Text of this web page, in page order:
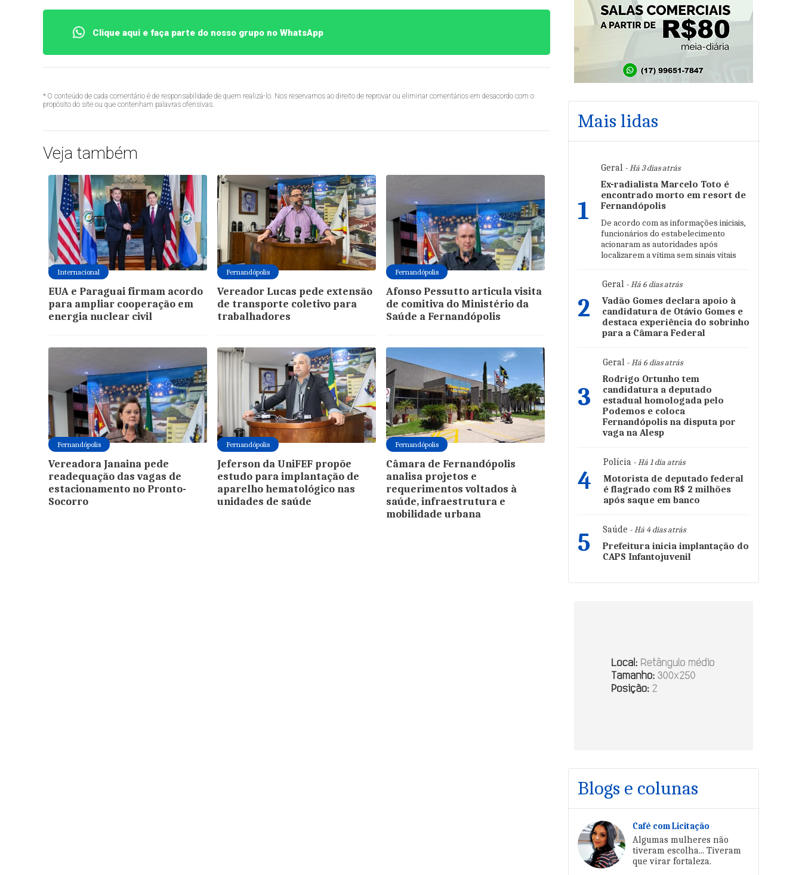
Clique aqui e faça parte do nosso grupo no WhatsApp
* O conteúdo de cada comentário é de responsabilidade de quem realizá-lo. Nos reservamos ao direito de reprovar ou eliminar comentários em desacordo com o
propósito do site ou que contenham palavras ofensivas.
Veja também
Internacional
EUA e Paraguai firmam acordo
para ampliar cooperação em
energia nuclear civil
Fernandópolis
Vereador Lucas pede extensão
de transporte coletivo para
trabalhadores
Fernandópolis
Afonso Pessutto articula visita
de comitiva do Ministério da
Saúde a Fernandópolis
Fernandópolis
Vereadora Janaina pede
readequação das vagas de
estacionamento no Pronto-
Socorro
Fernandópolis
Jeferson da UniFEF propõe
estudo para implantação de
aparelho hematológico nas
unidades de saúde
Fernandópolis
Câmara de Fernandópolis
analisa projetos e
requerimentos voltados à
saúde, infraestrutura e
mobilidade urbana
Mais lidas
1
Geral - Há 3 dias atrás
Ex-radialista Marcelo Toto é
encontrado morto em resort de
Fernandópolis
De acordo com as informações iniciais,
funcionários do estabelecimento
acionaram as autoridades após
localizarem a vítima sem sinais vitais
2
Geral - Há 6 dias atrás
Vadão Gomes declara apoio à
candidatura de Otávio Gomes e
destaca experiência do sobrinho
para a Câmara Federal
3
Geral - Há 6 dias atrás
Rodrigo Ortunho tem
candidatura a deputado
estadual homologada pelo
Podemos e coloca
Fernandópolis na disputa por
vaga na Alesp
4
Polícia - Há 1 dia atrás
Motorista de deputado federal
é flagrado com R$ 2 milhões
após saque em banco
5 Saúde - Há 4 dias atrás
Prefeitura inicia implantação do
CAPS Infantojuvenil
Blogs e colunas
Café com Licitação
Algumas mulheres não
tiveram escolha... Tiveram
que virar fortaleza.